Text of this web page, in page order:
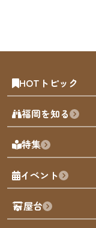
HOTトピック
みんなの旅行記
天神エリア
博多旧市街
福岡城
歴史・文化
福岡を知る
福岡の見どころ
福岡の魅力
観光カレンダー
観光PR動画
まち歩き
特集
イベント
屋台